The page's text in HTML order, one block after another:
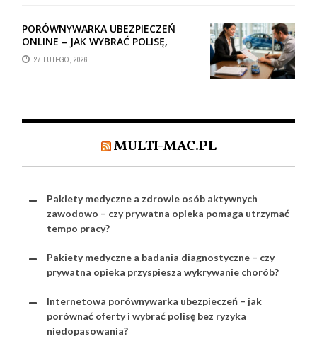
PORÓWNYWARKA UBEZPIECZEŃ
ONLINE – JAK WYBRAĆ POLISĘ,
KTÓRA REALNIE CHRONI TWÓJ
MAJĄTEK?
27 LUTEGO, 2026
MULTI-MAC.PL
Pakiety medyczne a zdrowie osób aktywnych
zawodowo – czy prywatna opieka pomaga utrzymać
tempo pracy?
Pakiety medyczne a badania diagnostyczne – czy
prywatna opieka przyspiesza wykrywanie chorób?
Internetowa porównywarka ubezpieczeń – jak
porównać oferty i wybrać polisę bez ryzyka
niedopasowania?